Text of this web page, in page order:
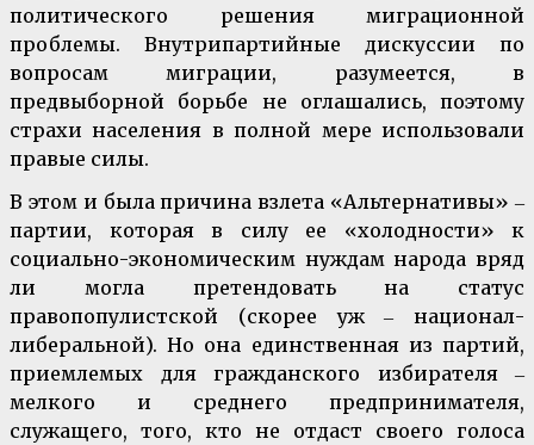
политического решения миграционной
проблемы. Внутрипартийные дискуссии по
вопросам миграции, разумеется, в
предвыборной борьбе не оглашались, поэтому
страхи населения в полной мере использовали
правые силы.
В этом и была причина взлета «Альтернативы» ‒
партии, которая в силу ее «холодности» к
социально-экономическим нуждам народа вряд
ли могла претендовать на статус
правопопулистской (скорее уж ‒ национал-
либеральной). Но она единственная из партий,
приемлемых для гражданского избирателя ‒
мелкого и среднего предпринимателя,
служащего, того, кто не отдаст своего голоса